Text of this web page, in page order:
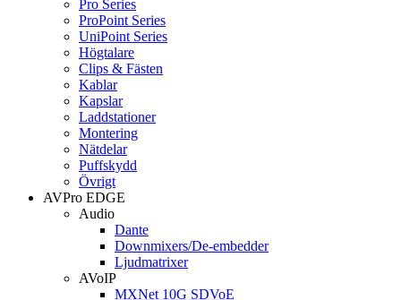
Pro Series
ProPoint Series
UniPoint Series
Högtalare
Clips & Fästen
Kablar
Kapslar
Laddstationer
Montering
Nätdelar
Puffskydd
Övrigt
AVPro EDGE
Audio
Dante
Downmixers/De-embedder
Ljudmatrixer
AVoIP
MXNet 10G SDVoE